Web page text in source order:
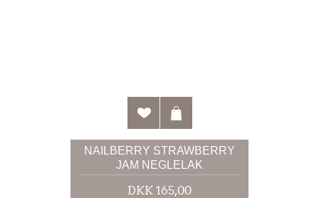
NAILBERRY STRAWBERRY
JAM NEGLELAK
DKK 165,00